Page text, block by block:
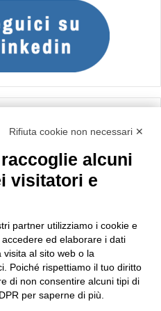
Rifiuta cookie non necessari ✕
alcuni
visitatori e
partner utilizziamo i cookie e
ed elaborare i dati
al sito web o la
Poiché rispettiamo il tuo diritto
di non consentire alcuni tipi di
per saperne di più.